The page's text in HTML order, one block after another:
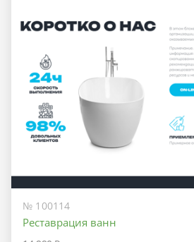
№ 100114
Реставрация ванн